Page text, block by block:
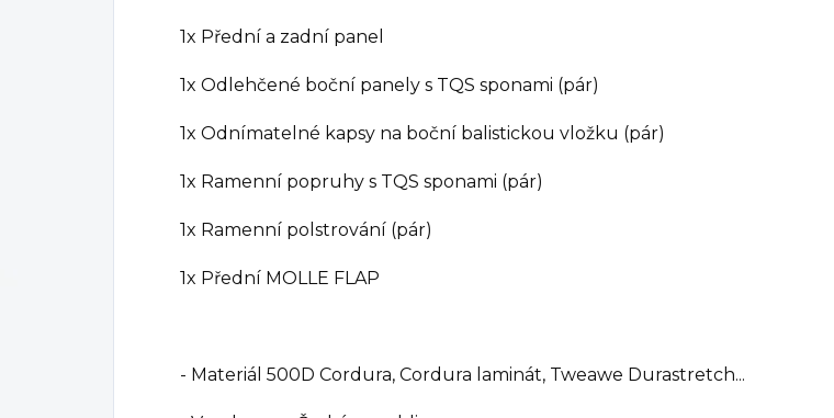
1x Přední a zadní panel
1x Odlehčené boční panely s TQS sponami (pár)
1x Odnímatelné kapsy na boční balistickou vložku (pár)
1x Ramenní popruhy s TQS sponami (pár)
1x Ramenní polstrování (pár)
1x Přední MOLLE FLAP
- Materiál 500D Cordura, Cordura laminát, Tweawe Durastretch...